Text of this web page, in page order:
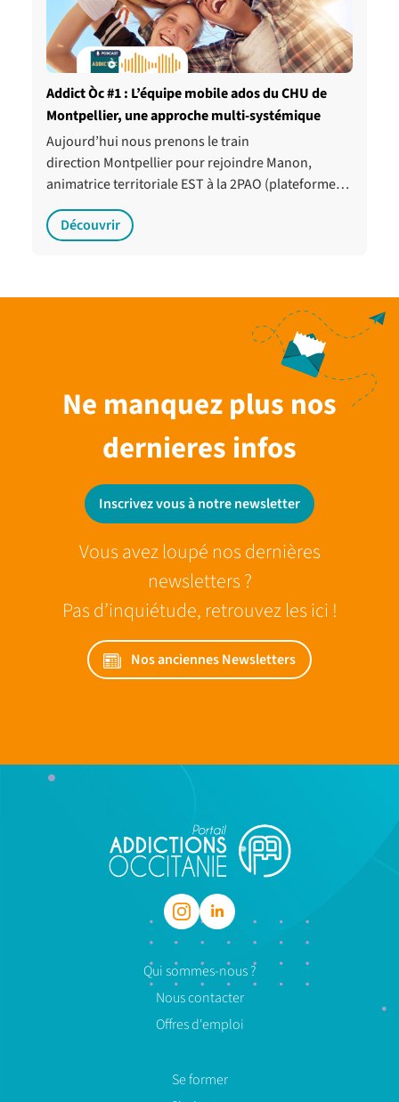
Addict Òc #1 : L’équipe mobile ados du CHU de
Montpellier, une approche multi-systémique
Aujourd’hui nous prenons le train
direction Montpellier pour rejoindre Manon,
animatrice territoriale EST à la 2PAO (plateforme…
Découvrir
Ne manquez plus nos
dernieres infos
Inscrivez vous à notre newsletter
Vous avez loupé nos dernières
newsletters ?
Pas d’inquiétude, retrouvez les ici !
Nos anciennes Newsletters
Qui sommes-nous ?
Nous contacter
Offres d'emploi
Se former